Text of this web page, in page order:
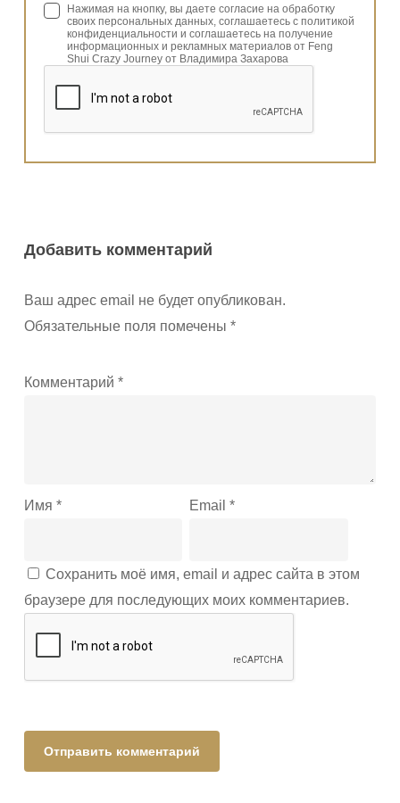
Нажимая на кнопку, вы даете согласие на обработку
своих персональных данных, соглашаетесь с политикой
конфиденциальности и соглашаетесь на получение
информационных и рекламных материалов от Feng
Shui Crazy Journey от Владимира Захарова
Добавить комментарий
Ваш адрес email не будет опубликован.
Обязательные поля помечены *
Комментарий *
Имя * Email*
Сохранить моё имя, email и адрес сайта в этом
браузере для последующих моих комментариев.